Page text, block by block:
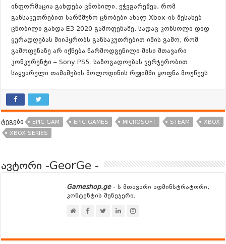
ინფორმაცია გახდება ცნობილი. ეჭვგარეშეა, რომ
განსაკუთრებით სარწმუნო ცნობები ახალ Xbox-ის შესახებ
ცნობილი გახდა E3 2020 გამოფენაზე, სადაც კონსოლი დიდ
ყურადღებას მიიპყრობს განსაკუთრებით იმის გამო, რომ
გამოფენაზე არ იქნება წარმოდგენილი მისი მთავარი
კონკურენტი – Sony PS5. საზოგადოებას ჯერჯერობით
საყვარელი თამაშების მოლოდინის რეჟიმში ყოფნა მოუწევს.
ტეგები EPIC GAM EPIC GAMES MICROSOFT STEAM
XBOX
XBOX SERIES
ავტორი -GeorGe -
Gameshop.ge- ს მთავარი ადმინსტრატორი,
კონტენტის მენეჯერი.